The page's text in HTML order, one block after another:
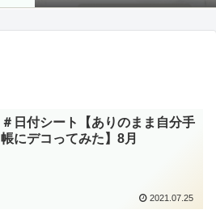
＃日付シート【ありのまま自分手
帳にデコってみた】8月
2021.07.25